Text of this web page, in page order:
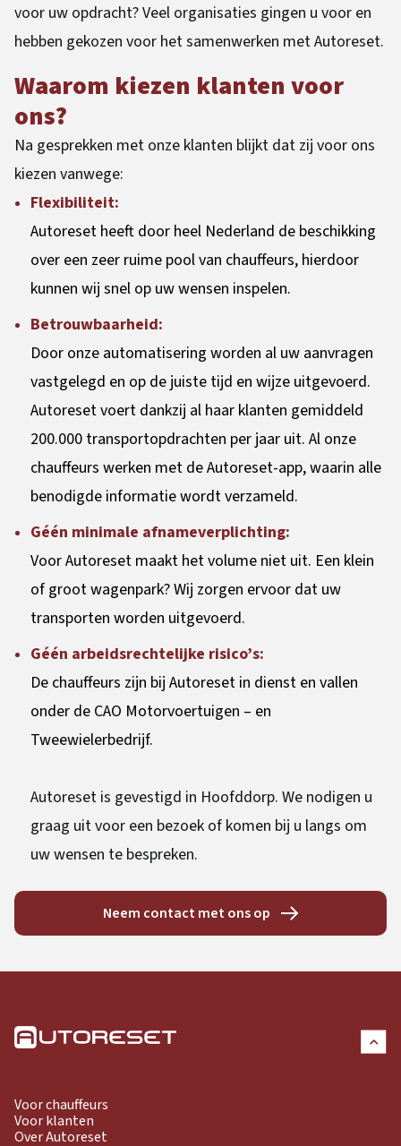
voor uw opdracht? Veel organisaties gingen u voor en
hebben gekozen voor het samenwerken met Autoreset.
Waarom kiezen klanten voor
ons?
Na gesprekken met onze klanten blijkt dat zij voor ons
kiezen vanwege:
Flexibiliteit:
Autoreset heeft door heel Nederland de beschikking
over een zeer ruime pool van chauffeurs, hierdoor
kunnen wij snel op uw wensen inspelen.
Betrouwbaarheid:
Door onze automatisering worden al uw aanvragen
vastgelegd en op de juiste tijd en wijze uitgevoerd.
Autoreset voert dankzij al haar klanten gemiddeld
200.000 transportopdrachten per jaar uit. Al onze
chauffeurs werken met de Autoreset-app, waarin alle
benodigde informatie wordt verzameld.
Géén minimale afnameverplichting:
Voor Autoreset maakt het volume niet uit. Een klein
of groot wagenpark? Wij zorgen ervoor dat uw
transporten worden uitgevoerd.
Géén arbeidsrechtelijke risico’s:
De chauffeurs zijn bij Autoreset in dienst en vallen
onder de CAO Motorvoertuigen – en
Tweewielerbedrijf.
Autoreset is gevestigd in Hoofddorp. We nodigen u
graag uit voor een bezoek of komen bij u langs om
uw wensen te bespreken.
Neem contact met ons op
Voor chauffeurs
Voor klanten
Over Autoreset